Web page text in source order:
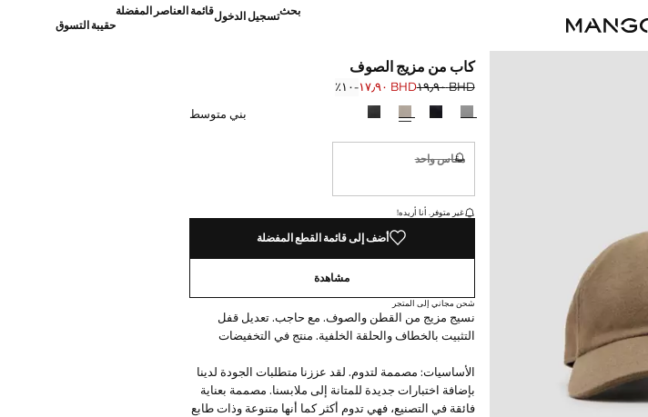
بحثتسجيل الدخولقائمة العناصر المفضلة
حقيبة التسوق
كاب من مزيج الصوف
السعر الأول محذوف [BHD ١٩٫٩٠ ]
BHD ١٩٫٩٠
السعر الحالي [BHD ١٧٫٩٠ ]BHD ١٧٫٩٠
؜-١٠٪؜
حدد اللون
بني متوسط
مقاس واحد
غير متوفر. أنا أريده!
القطع الأخيرة!
غير متوفر. أنا أريده!
أضف إلى قائمة القطع المفضلة
مشاهدة
شحن مجاني إلى المتجر
نسيج مزيج من القطن والصوف. مع حاجب. تعديل قفل
التثبيت بالخطاف والحلقة الخلفية. منتج في التخفيضات
الأساسيات: مصممة لتدوم. لقد عززنا متطلبات الجودة لدينا
بإضافة اختبارات جديدة للمتانة إلى ملابسنا. مصممة بعناية
فائقة في التصنيع، فهي تدوم أكثر كما أنها متنوعة وذات طابع